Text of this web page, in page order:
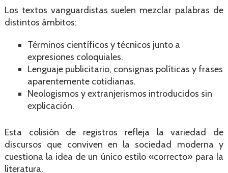
Los textos vanguardistas suelen mezclar palabras de
distintos ámbitos:
Términos científicos y técnicos junto a
expresiones coloquiales.
Lenguaje publicitario, consignas políticas y frases
aparentemente cotidianas.
Neologismos y extranjerismos introducidos sin
explicación.
Esta colisión de registros refleja la variedad de
discursos que conviven en la sociedad moderna y
cuestiona la idea de un único estilo «correcto» para la
literatura.